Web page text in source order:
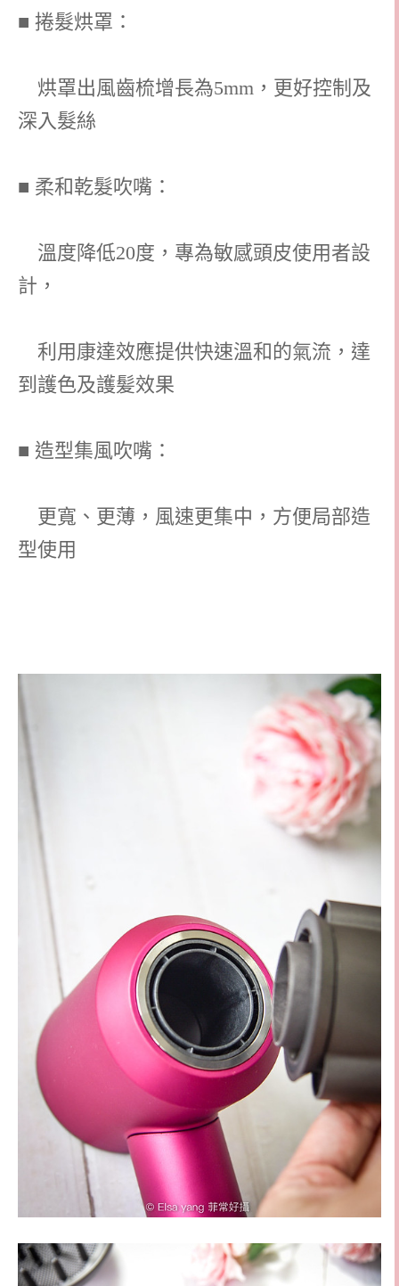
■ 捲髮烘罩：
烘罩出風齒梳增長為5mm，更好控制及
深入髮絲
■ 柔和乾髮吹嘴：
溫度降低20度，專為敏感頭皮使用者設
計，
利用康達效應提供快速溫和的氣流，達
到護色及護髪效果
■ 造型集風吹嘴：
更寬、更薄，風速更集中，方便局部造
型使用